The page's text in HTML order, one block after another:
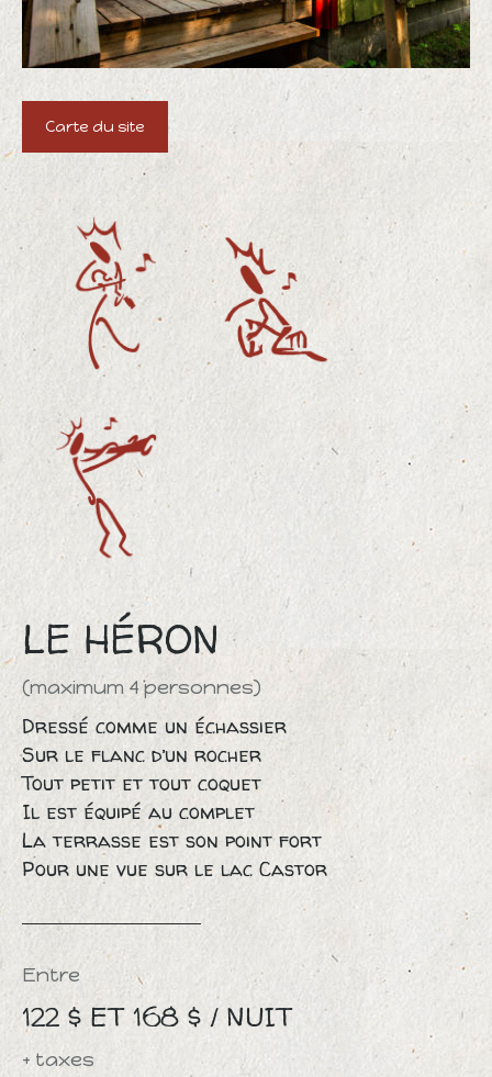
Carte du site
LE HÉRON
(maximum 4 personnes)
Dressé comme un échassier
Sur le flanc d’un rocher
Tout petit et tout coquet
Il est équipé au complet
La terrasse est son point fort
Pour une vue sur le lac Castor
Entre
122 $ ET 168 $ / NUIT
+ taxes